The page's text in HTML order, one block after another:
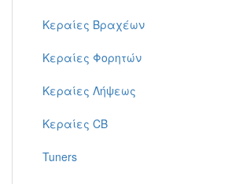
Κεραίες Βραχέων
Κεραίες Φορητών
Κεραίες Λήψεως
Κεραίες CB
Tuners